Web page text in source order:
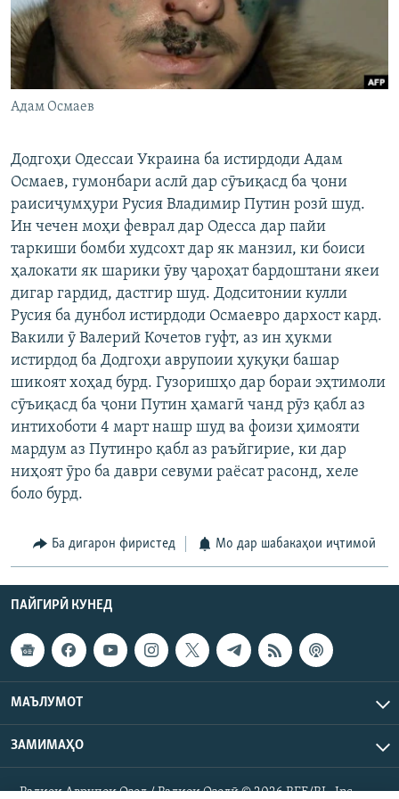
ГУЗОРИШҲОИ РАДИОӢ
Русский
ПАЙГИРӢ КУНЕД
Ҳамаи сомонаҳои RFE/RL
Адам Осмаев
Додгоҳи Одессаи Украина ба истирдоди Адам
Осмаев, гумонбари аслӣ дар сӯъиқасд ба ҷони
раисиҷумҳури Русия Владимир Путин розӣ шуд.
Ин чечен моҳи феврал дар Одесса дар пайи
таркиши бомби худсохт дар як манзил, ки боиси
ҳалокати як шарики ӯву ҷароҳат бардоштани якеи
дигар гардид, дастгир шуд. Додситонии кулли
Русия ба дунбол истирдоди Осмаевро дархост кард.
Вакили ӯ Валерий Кочетов гуфт, аз ин ҳукми
истирдод ба Додгоҳи аврупоии ҳуқуқи башар
шикоят хоҳад бурд. Гузоришҳо дар бораи эҳтимоли
сӯъиқасд ба ҷони Путин ҳамагӣ чанд рӯз қабл аз
интихоботи 4 март нашр шуд ва фоизи ҳимояти
мардум аз Путинро қабл аз раъйгирие, ки дар
ниҳоят ӯро ба даври севуми раёсат расонд, хеле
боло бурд.
Ба дигарон фиристед Мо дар шабакаҳои иҷтимоӣ
ПАЙГИРӢ КУНЕД
МАЪЛУМОТ
ЗАМИМАҲО
Радиои Аврупои Озод / Радиои Озодӣ © 2026 RFE/RL. Inc.